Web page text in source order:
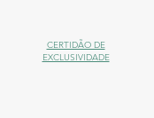
CERTIDÃO DE
EXCLUSIVIDADE